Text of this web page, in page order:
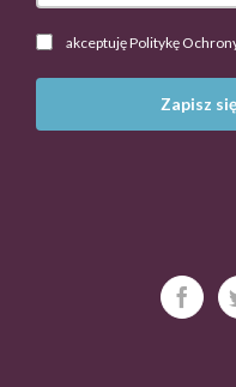
akceptuję Politykę
Zapisz